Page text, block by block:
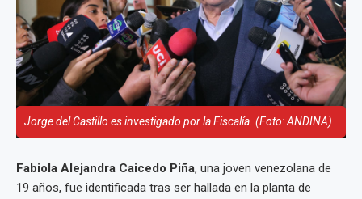
Jorge del Castillo es investigado por la Fiscalía. (Foto: ANDINA)
Fabiola Alejandra Caicedo Piña, una joven venezolana de
19 años, fue identificada tras ser hallada en la planta de